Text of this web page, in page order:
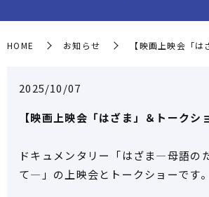
HOME お知らせ 【映画上映会「は
2025/10/07
【映画上映会「はざま」＆トークシ
ドキュメンタリー「はざま―母語の
て―」の上映会とトークショーです。